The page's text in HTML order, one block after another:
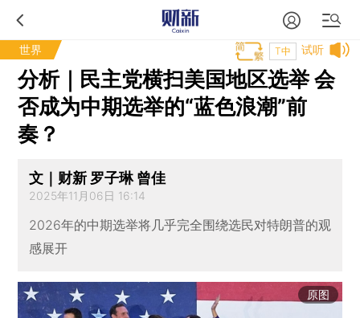
世界 试听
T中
分析｜民主党横扫美国地区选举 会
否成为中期选举的“蓝色浪潮”前
奏？
文｜财新 罗子琳 曾佳
2025年11月06日 16:14
2026年的中期选举将几乎完全围绕选民对特朗普的观
感展开
原图